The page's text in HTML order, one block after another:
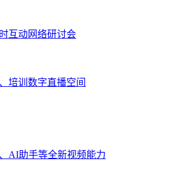
互动网络研讨会
培训数字直播空间
AI助手等全新视频能力